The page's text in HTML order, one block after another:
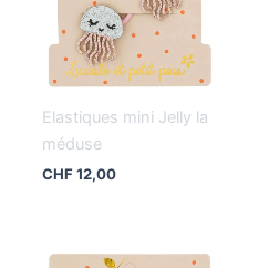
Elastiques mini Jelly la
méduse
CHF12,00